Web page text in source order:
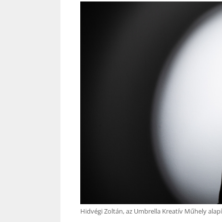
Hidvégi Zoltán, az Umbrella Kreatív Műhely